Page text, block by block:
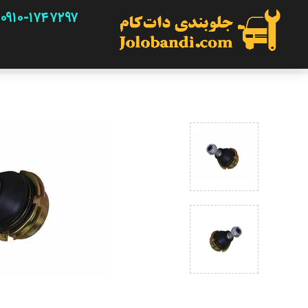
۰۹۱۰-۱۷۴۷۲۹۷